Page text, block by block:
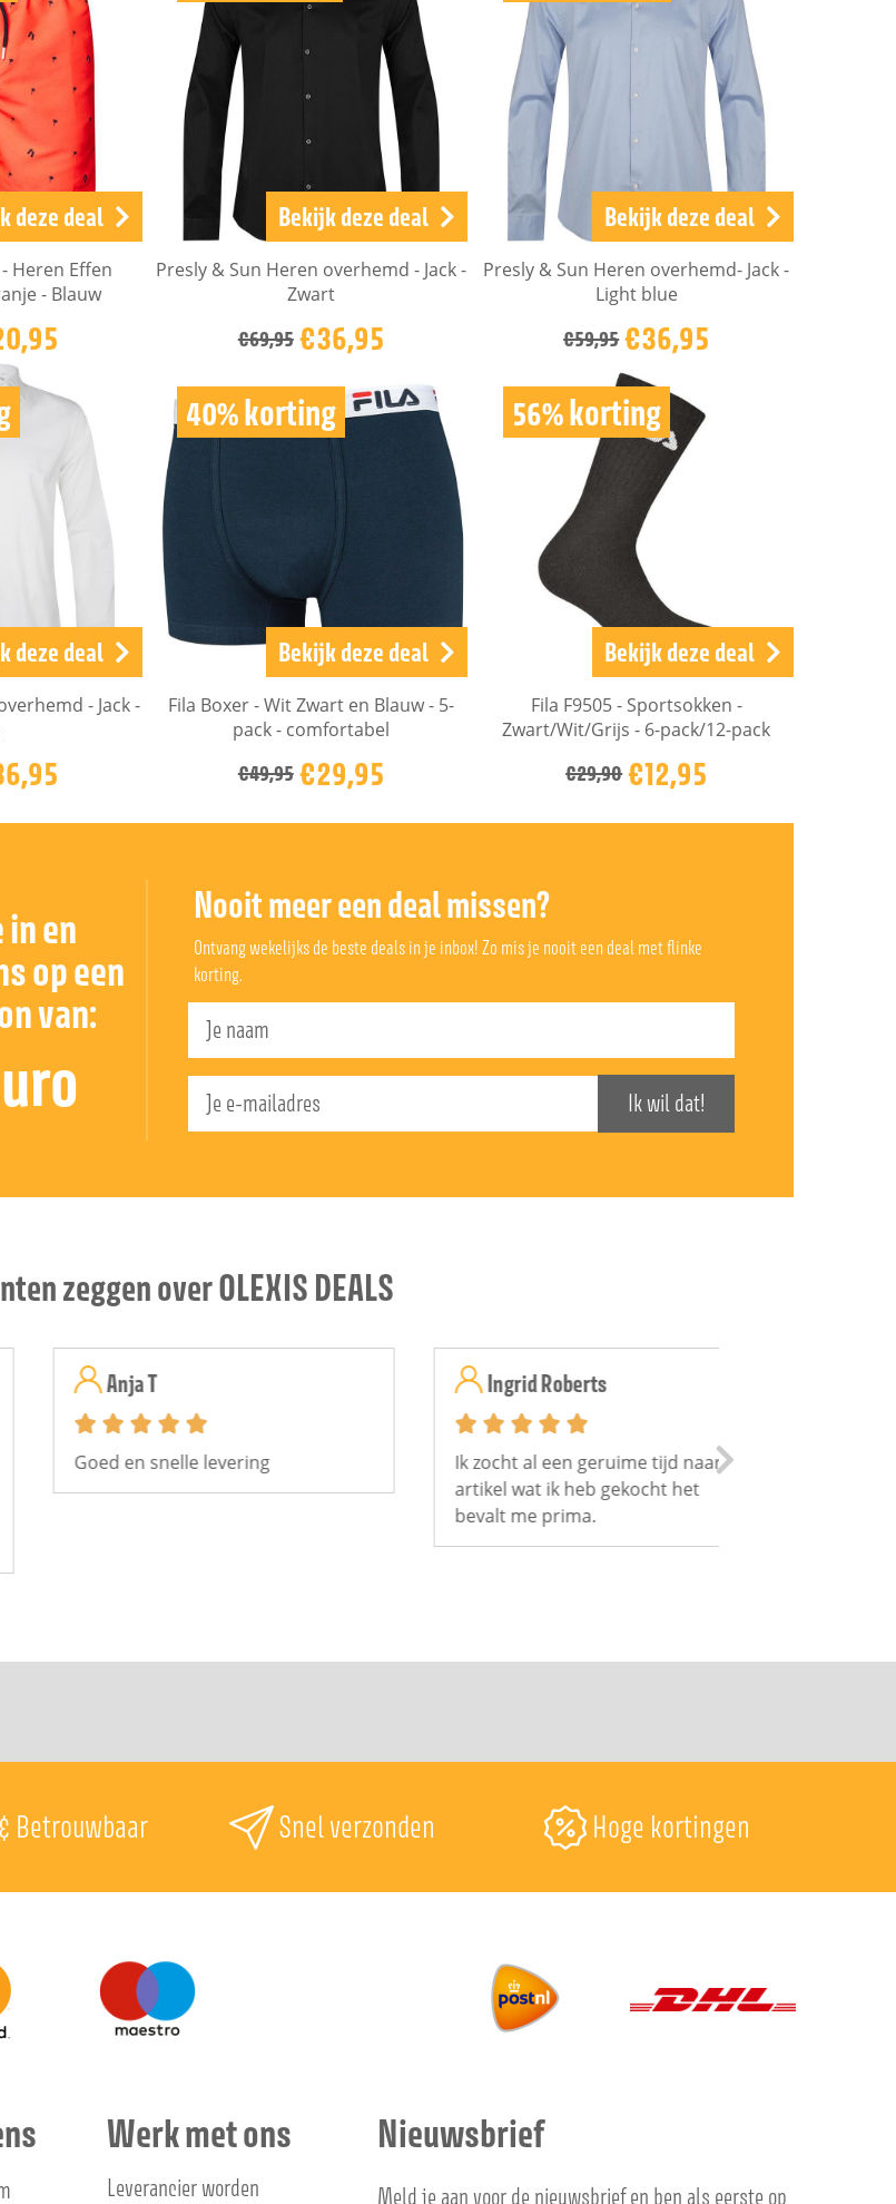
deze deal
Heren Effen
- Blauw
Bekijk deze deal
Presly & Sun Heren overhemd - Jack -
Zwart
€69,95 €36,95
Bekijk deze deal
Presly & Sun Heren overhemd- Jack -
Light blue
€59,95€36,95
deze deal
- Jack -
40% korting
Bekijk deze deal
Fila Boxer - Wit Zwart en Blauw - 5-
pack - comfortabel
€49,95 €29,95
56% korting
Bekijk deze deal
Fila F9505 - Sportsokken -
Zwart/Wit/Grijs - 6-pack/12-pack
€29,90€12,95
en
op een
van:
Nooit meer een deal missen?
Ontvang wekelijks de beste deals in je inbox! Zo mis je nooit een deal met flinke
korting.
Ik wil dat!
zeggen over OLEXIS DEALS
Anja T
  
Goed en snelle levering
Ingrid Roberts
  
Ik zocht al een geruime tijd naar dit
artikel wat ik heb gekocht het
bevalt me prima.
Betrouwbaar Snel verzonden Hoge kortingen
Werk met ons
Leverancier worden
Nieuwsbrief
Meld je aan voor de nieuwsbrief en ben als eerste op